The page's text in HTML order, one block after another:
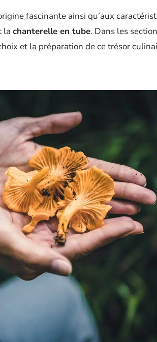
fascinante ainsi qu’aux
la chanterelle en tube. Dans les
et la préparation de ce trésor